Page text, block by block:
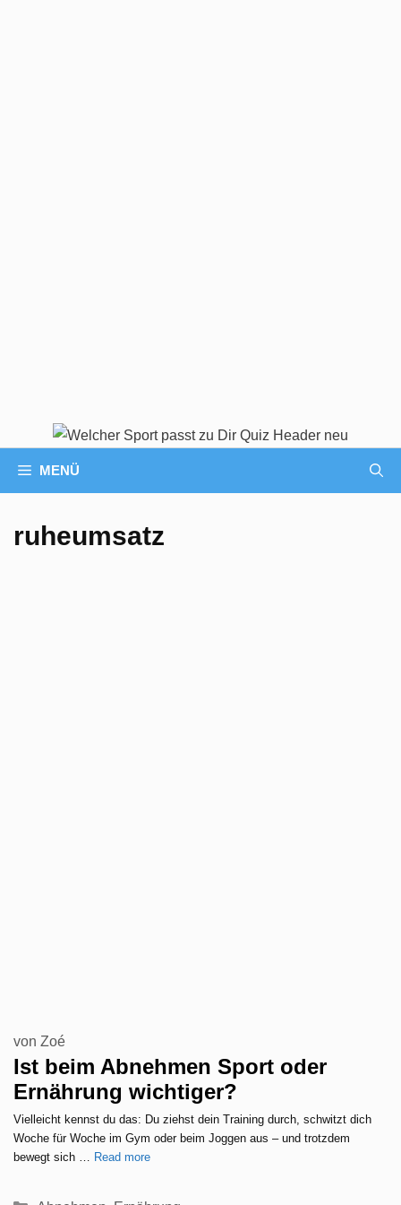
MENÜ
ruheumsatz
Ist beim Abnehmen Sport oder
Ernährung wichtiger?
von Zoé
Vielleicht kennst du das: Du ziehst dein Training durch, schwitzt dich
Woche für Woche im Gym oder beim Joggen aus – und trotzdem
bewegt sich … Read more